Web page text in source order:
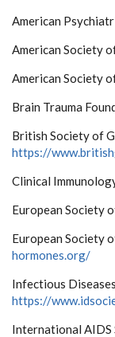
American
American Society
American Society
Brain Trauma
British Society of
https://
Clinical
European Society
European Society
hormones.org/
Infectious
https://
International AIDS